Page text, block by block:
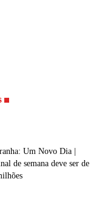
Um Novo Dia |
de semana deve ser de